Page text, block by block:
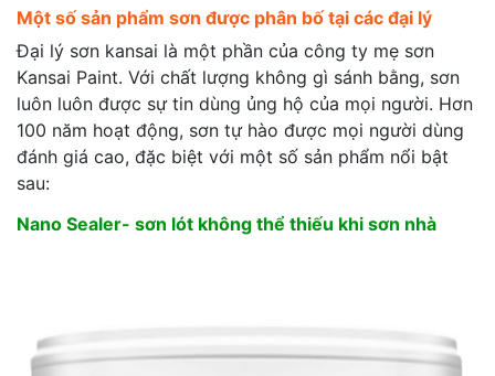
Một số sản phẩm sơn được phân bố tại các đại lý
Đại lý sơn kansai là một phần của công ty mẹ sơn
Kansai Paint. Với chất lượng không gì sánh bằng, sơn
luôn luôn được sự tin dùng ủng hộ của mọi người. Hơn
100 năm hoạt động, sơn tự hào được mọi người dùng
đánh giá cao, đặc biệt với một số sản phẩm nổi bật
sau:
Nano Sealer- sơn lót không thể thiếu khi sơn nhà